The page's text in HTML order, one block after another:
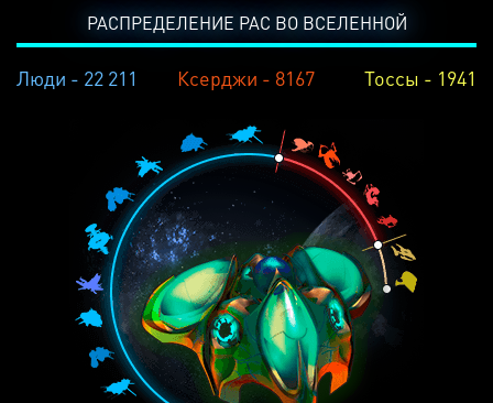
РАСПРЕДЕЛЕНИЕ РАС ВО ВСЕЛЕННОЙ
Люди - 22 211 Ксерджи - 8167 Тоссы - 1941